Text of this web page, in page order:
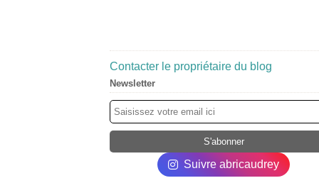
Contacter le propriétaire du blog
Newsletter
Suivre abricaudrey